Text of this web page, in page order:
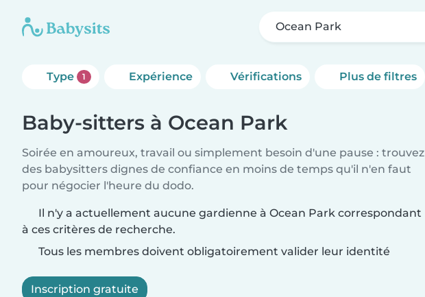
Ocean Park
Type 1 Expérience Vérifications Plus de filtres
Baby-sitters à Ocean Park
Soirée en amoureux, travail ou simplement besoin d'une pause : trouvez
des babysitters dignes de confiance en moins de temps qu'il n'en faut
pour négocier l'heure du dodo.
Il n'y a actuellement aucune gardienne à Ocean Park correspondant
à ces critères de recherche.
Tous les membres doivent obligatoirement valider leur identité
Inscription gratuite